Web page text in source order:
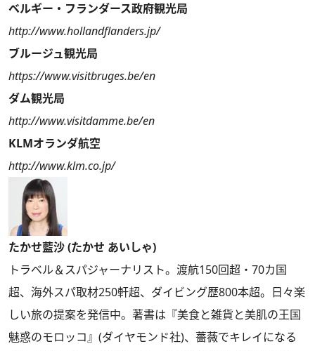
ベルギー・フランダース政府観光局
http://www.hollandflanders.jp/
ブルージュ観光局
https://www.visitbruges.be/en
ダム観光局
http://www.visitdamme.be/en
KLMオランダ航空
http://www.klm.co.jp/
たかせ藍沙 (たかせ あいしゃ)
トラベル＆スパジャーナリスト。渡航150回超・70カ国
超、海外スパ取材250軒超、ダイビング歴800本超。日々楽
しい旅の提案を発信中。著書は『美食と雑貨と美肌の王国
魅惑のモロッコ』(ダイヤモンド社)、薔薇でキレイになる